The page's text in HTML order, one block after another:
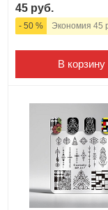
45 руб.
- 50 % Экономия 45
В корзину